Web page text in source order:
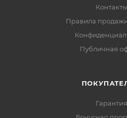
Контакты
Правила
Публичная
Гарантия